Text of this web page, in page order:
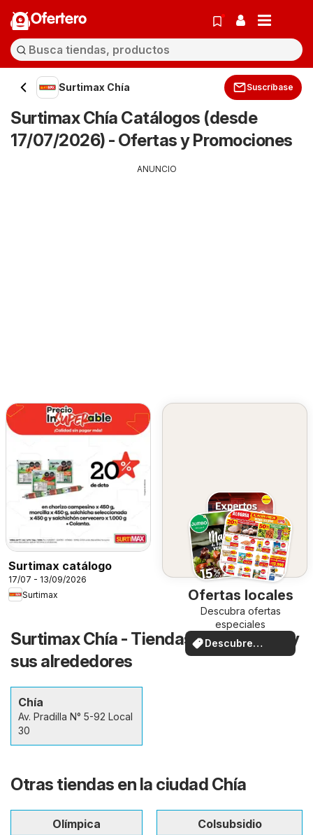
Ofertero
Surtimax Chía Suscríbase
Surtimax Chía Catálogos (desde
17/07/2026) - Ofertas y Promociones
ANUNCIO
Surtimax catálogo
17/07 - 13/09/2026
Surtimax
Ofertas locales
Descubra ofertas
especiales
Descubre
ofertas
Surtimax Chía - Tiendas en la ciudad y
sus alrededores
Chía
Av. Pradilla N° 5-92 Local
30
Otras tiendas en la ciudad Chía
Olímpica
Colsubsidio